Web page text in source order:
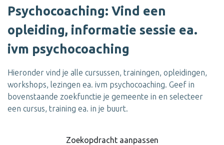
Psychocoaching: Vind een
opleiding, informatie sessie ea.
ivm psychocoaching
Hieronder vind je alle cursussen, trainingen, opleidingen,
workshops, lezingen ea. ivm psychocoaching. Geef in
bovenstaande zoekfunctie je gemeente in en selecteer
een cursus, training ea. in je buurt.
Zoekopdracht aanpassen